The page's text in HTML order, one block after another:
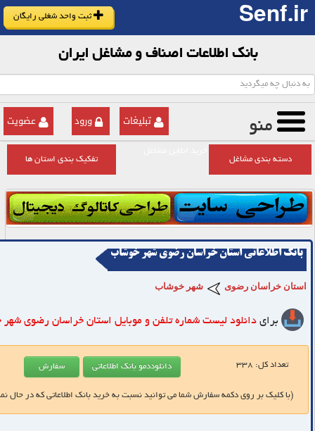
Senf.ir ثبت واحد شغلی رایگان
بانک اطلاعات اصناف و مشاغل ایران
منو عضویت ورود تبلیغات
دسته بندی مشاغل
تفکیک بندی استان ها
بانک اطلاعاتی استان خراسان رضوی شهر خوشاب
استان خراسان رضوی شهر خوشاب
برای دانلود لیست شماره تلفن و موبایل استان خراسان رضوی
تعداد کل: 338
(با کلیک بر روی دکمه سفارش شما می توانید نسبت به خرید بانک اطلاعاتی که در حال